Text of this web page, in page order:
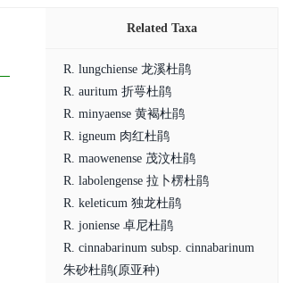
Related Taxa
R. lungchiense 龙溪杜鹃
R. auritum 折萼杜鹃
R. minyaense 黄褐杜鹃
R. igneum 肉红杜鹃
R. maowenense 茂汶杜鹃
R. labolengense 拉卜楞杜鹃
R. keleticum 独龙杜鹃
R. joniense 卓尼杜鹃
R. cinnabarinum subsp. cinnabarinum
朱砂杜鹃(原亚种)